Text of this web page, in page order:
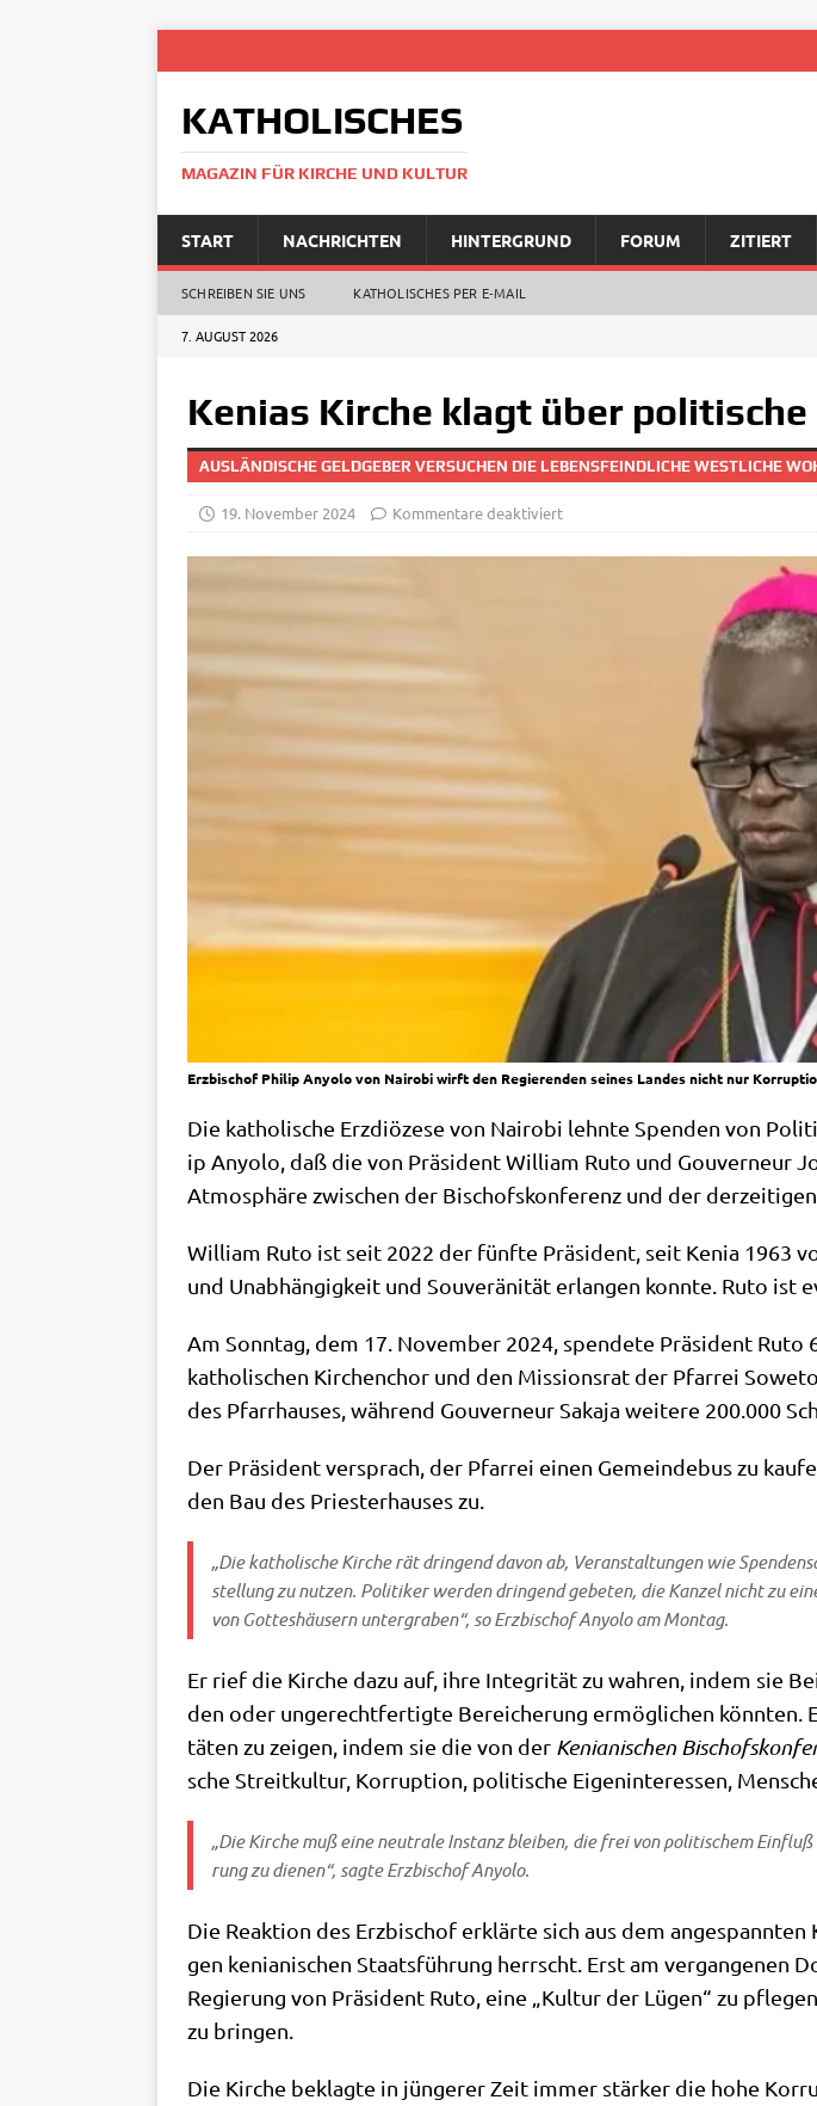
KATHOLISCHES
MAGAZIN FÜR KIRCHE UND KULTUR
START NACHRICHTEN HINTERGRUND FORUM ZITIERT
SCHREIBEN SIE UNS KATHOLISCHES PER E‑MAIL
7. AUGUST 2026
Kenias Kirche klagt über
AUSLÄNDISCHE GELDGEBER VERSUCHEN DIE LEBENSFEINDLICHE WESTLICHE
19. November 2024 Kommentare deaktiviert
Erzbischof Philip Anyolo von Nairobi wirft den Regierenden seines Landes nicht nur
Die katho­li­sche Erz­diö­ze­se von Nai­ro­bi lehn­te Spen­den von
ip Anyo­lo, daß die von Prä­si­dent Wil­liam Ruto und Gou­ver­neur
Atmo­sphä­re zwi­schen der Bischofs­kon­fe­renz und der
Wil­liam Ruto ist seit 2022 der fünf­te Prä­si­dent, seit Kenia 1963
und Unab­hän­gig­keit und Sou­ve­rä­ni­tät erlan­gen konn­te. Ruto ist
Am Sonn­tag, dem 17. Novem­ber 2024, spen­de­te Prä­si­dent Ruto
katho­li­schen Kir­chen­chor und den Mis­si­ons­rat der Pfar­rei
des Pfarr­hau­ses, wäh­rend Gou­ver­neur Saka­ja wei­te­re 200.000
Der Prä­si­dent ver­sprach, der Pfar­rei einen Gemein­de­bus zu
den Bau des Prie­ster­hau­ses zu.
„Die katho­li­sche Kir­che rät drin­gend davon ab, Ver­an­stal­tun­gen wie
stel­lung zu nut­zen. Poli­ti­ker wer­den drin­gend gebe­ten, die Kan­zel nicht zu
von Got­tes­häu­sern unter­gra­ben“, so Erz­bi­schof Anyo­lo am Montag.
Er rief die Kir­che dazu auf, ihre Inte­gri­tät zu wah­ren, indem sie
den oder unge­recht­fer­tig­te Berei­che­rung ermög­li­chen
tä­ten zu zei­gen, indem sie die von der Kenia­ni­schen
sche Streit­kul­tur, Kor­rup­ti­on, poli­ti­sche Eigen­in­ter­es­sen,
„Die Kir­che muß eine neu­tra­le Instanz blei­ben, die frei von poli­ti­schem
rung zu die­nen“, sag­te Erz­bi­schof Anyolo.
Die Reak­ti­on des Erz­bi­schof erklär­te sich aus dem
gen kenia­ni­schen Staats­füh­rung herrscht. Erst am ver­gan­ge­nen
Regie­rung von Prä­si­dent Ruto, eine „Kul­tur der Lügen“ zu
zu bringen.
Die Kir­che beklag­te in jün­ge­rer Zeit immer stär­ker die hohe